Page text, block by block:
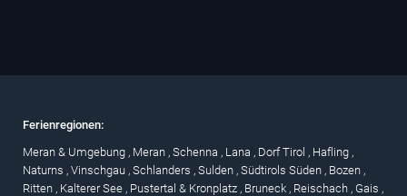
Ferienregionen:
Meran & Umgebung , Meran , Schenna , Lana , Dorf Tirol , Hafling ,
Naturns , Vinschgau , Schlanders , Sulden , Südtirols Süden , Bozen ,
Ritten , Kalterer See , Pustertal & Kronplatz , Bruneck , Reischach , Gais ,